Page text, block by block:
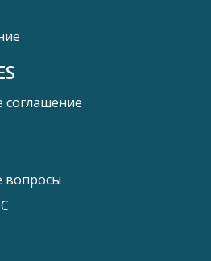
соглашение
вопросы